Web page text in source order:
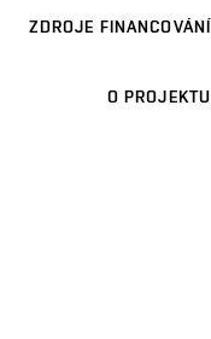
ZDROJE FINANCOVÁNÍ
O PROJEKTU